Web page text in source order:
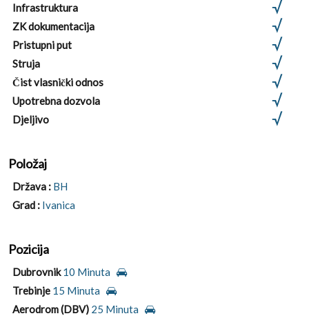
Infrastruktura
ZK dokumentacija
Pristupni put
Struja
Čist vlasnički odnos
Upotrebna dozvola
Djeljivo
Položaj
Država : BH
Grad : Ivanica
Pozicija
Dubrovnik 10 Minuta
Trebinje 15 Minuta
Aerodrom (DBV) 25 Minuta